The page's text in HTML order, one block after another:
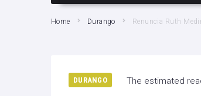
Edo Mex
Home Durango Renuncia Ruth
DURANGO The estimated